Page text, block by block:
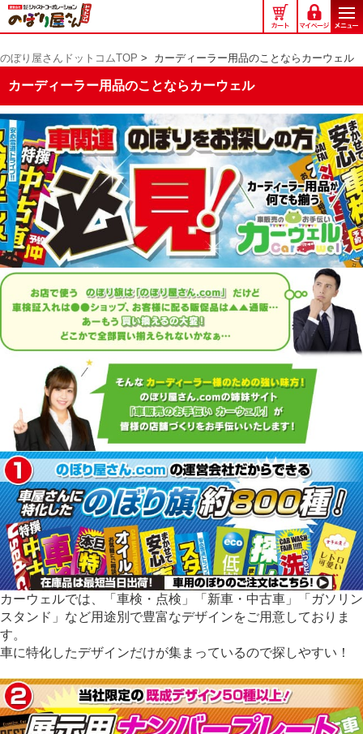
の
ぼ
屋
さ
ド
ッ
ト
コ
ム
のぼり屋さんドットコムTOP > カーディーラー用品のことならカーウェル
カーディーラー用品のことならカーウェル
カーウェルでは、「車検・点検」「新車・中古車」「ガソリン
スタンド」など用途別で豊富なデザインをご用意しておりま
す。
車に特化したデザインだけが集まっているので探しやすい！